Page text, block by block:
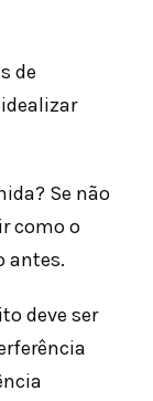
de
Se não
como o
antes.
deve ser